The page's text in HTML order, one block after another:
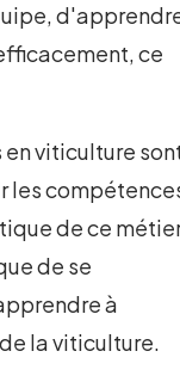
ce
en viticulture
les
de ce
de se
à
la viticulture.